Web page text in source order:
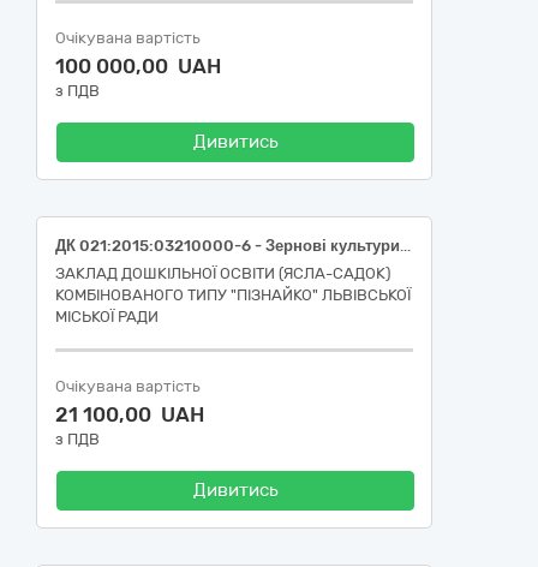
Очікувана вартість
100 000,00 UAH
з ПДВ
Дивитись
ДК 021:2015:03210000-6 - Зернові культури та картопля (картопля столова рання (молода), клас перший, ДСТУ 9221) для закладу дошкільної освіти (ясла-садок) комбінованого типу «Пізнайко» Львівської міської ради
ЗАКЛАД ДОШКІЛЬНОЇ ОСВІТИ (ЯСЛА-САДОК)
КОМБІНОВАНОГО ТИПУ "ПІЗНАЙКО" ЛЬВІВСЬКОЇ
МІСЬКОЇ РАДИ
Очікувана вартість
21 100,00 UAH
з ПДВ
Дивитись